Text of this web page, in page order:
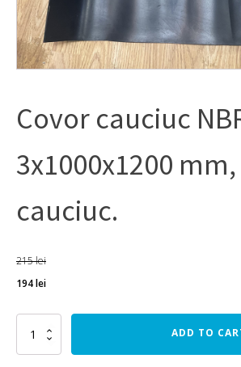
Covor cauciuc
3x1000x1200
cauciuc.
215lei
194lei
Covor
cauciuc
NBR
ADD TO